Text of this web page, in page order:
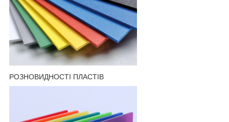
РОЗНОВИДНОСТІ ПЛАСТІВ